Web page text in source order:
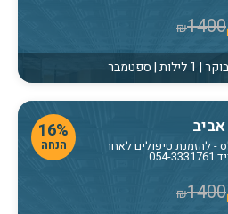
₪1400
| ספטמבר
16%
הנחה - להזמנת טיפולים לאחר
₪1400